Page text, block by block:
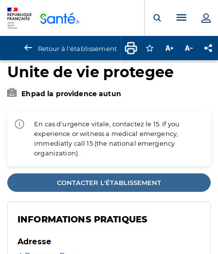
Ouvrir laMenu
Retour à l'établissement Connectez-vous
Augmenter la
Unite de vie protegee
Ehpad la providence autun
En cas d'urgence vitale, contactez le 15. If you
experience or witness a medical emergency,
immediatly call 15 (the national emergency
organization).
CONTACTER L'ÉTABLISSEMENT
INFORMATIONS PRATIQUES
Adresse